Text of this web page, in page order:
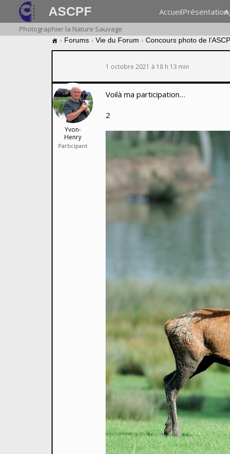
ASCPF AccueilPrésentation
Photographier la Nature Sauvage
› Forums › Vie du Forum › Concours photo de
1 octobre 2021 à 18 h 13 min
Yvon-
Henry
Participant
Voilà ma participation…
2